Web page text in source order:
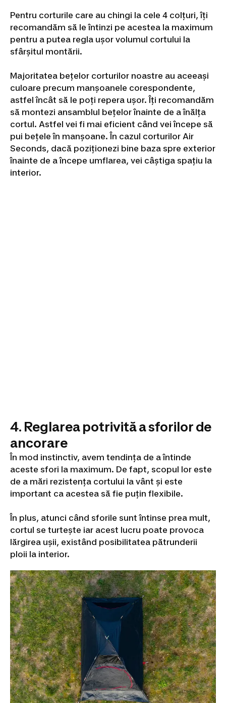
Pentru corturile care au chingi la cele 4 colțuri, îți
recomandăm să le întinzi pe acestea la maximum
pentru a putea regla ușor volumul cortului la
sfârșitul montării.
Majoritatea bețelor corturilor noastre au aceeași
culoare precum manșoanele corespondente,
astfel încât să le poți repera ușor. Îți recomandăm
să montezi ansamblul bețelor înainte de a înălța
cortul. Astfel vei fi mai eficient când vei începe să
pui bețele în manșoane. În cazul corturilor Air
Seconds, dacă poziționezi bine baza spre exterior
înainte de a începe umflarea, vei câștiga spațiu la
interior.
4. Reglarea potrivită a sforilor de
ancorare
În mod instinctiv, avem tendința de a întinde
aceste sfori la maximum. De fapt, scopul lor este
de a mări rezistența cortului la vânt și este
important ca acestea să fie puțin flexibile.
În plus, atunci când sforile sunt întinse prea mult,
cortul se turtește iar acest lucru poate provoca
lărgirea ușii, existând posibilitatea pătrunderii
ploii la interior.